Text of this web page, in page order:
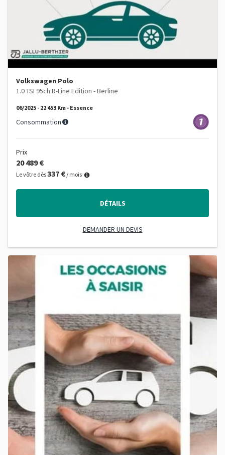
Volkswagen Polo
1.0 TSI 95ch R-Line Edition - Berline
06/2025 - 22 453 Km - Essence
Consommation
Prix
20 489 €
Le vôtre dès337 € / mois
DÉTAILS
DEMANDER UN DEVIS